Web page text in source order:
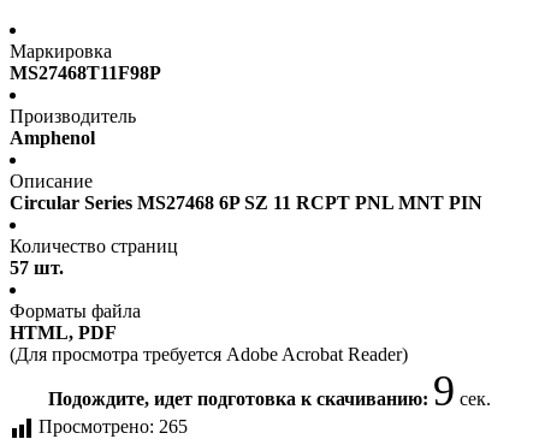
Маркировка
MS27468T11F98P
Производитель
Amphenol
Описание
Circular Series MS27468 6P SZ 11 RCPT PNL MNT PIN
Количество страниц
57 шт.
Форматы файла
HTML, PDF
(Для просмотра требуется Adobe Acrobat Reader)
Подождите, идет подготовка к скачиванию: 9 сек.
Просмотрено: 265